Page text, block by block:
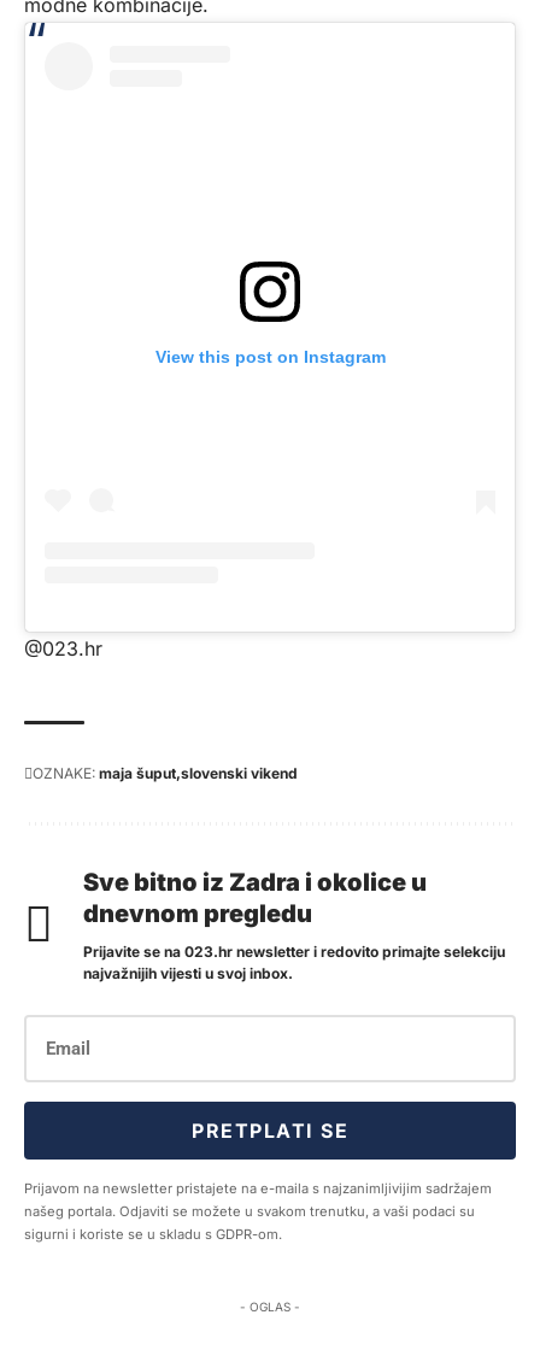
View this post on Instagram
@023.hr
OZNAKE: maja šuput slovenski vikend
Sve bitno iz Zadra i okolice u
dnevnom pregledu
Prijavite se na 023.hr newsletter i redovito primajte selekciju
najvažnijih vijesti u svoj inbox.
PRETPLATI SE
Prijavom na newsletter pristajete na e-maila s najzanimljivijim sadržajem
našeg portala. Odjaviti se možete u svakom trenutku, a vaši podaci su
sigurni i koriste se u skladu s GDPR-om.
- OGLAS -